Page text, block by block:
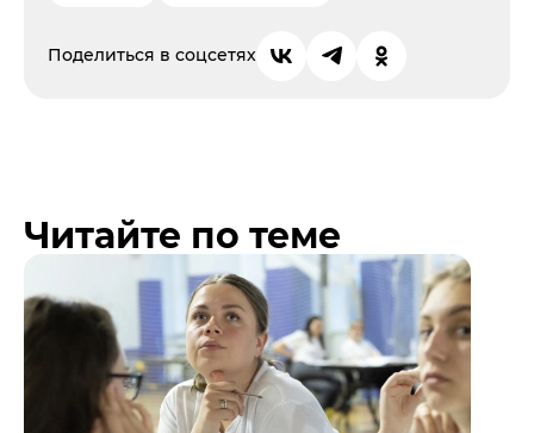
Поделиться в соцсетях
Читайте по теме